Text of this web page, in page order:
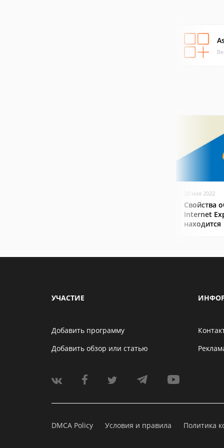
20 мая 2022
Свойства
Internet
находится
УЧАСТИЕ
Добавить программу
Добавить обзор или статью
DMCA Policy Условия и правила Политика